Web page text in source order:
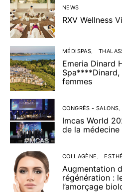
NEWS
RXV Wellness
MÉDISPAS
Emeria Dinard
Spa****Dinard,
femmes
CONGRÈS - SALONS
Imcas World
de la
COLLAGÈNE
Augmentation
régénération :
l’amorçage